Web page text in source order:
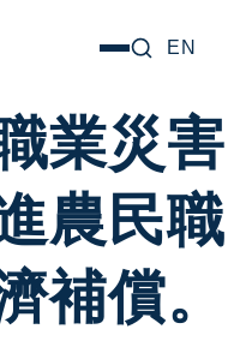
選
EN
業災害
農民職
補償。